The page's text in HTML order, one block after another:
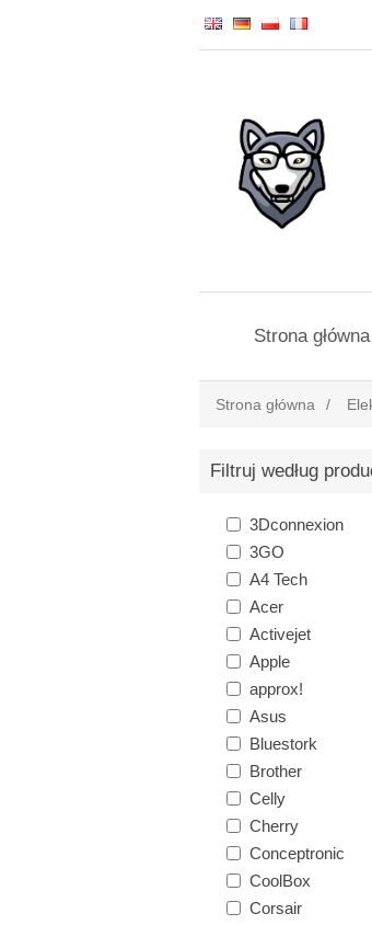
Strona główna
Strona główna /
Filtruj według
3Dconnexion
3GO
A4 Tech
Acer
Activejet
Apple
approx!
Asus
Bluestork
Brother
Celly
Cherry
Conceptronic
CoolBox
Corsair